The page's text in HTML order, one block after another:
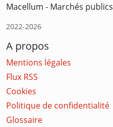
Macellum - Marchés publics
2022-2026
A propos
Mentions légales
Flux RSS
Cookies
Politique de confidentialité
Glossaire